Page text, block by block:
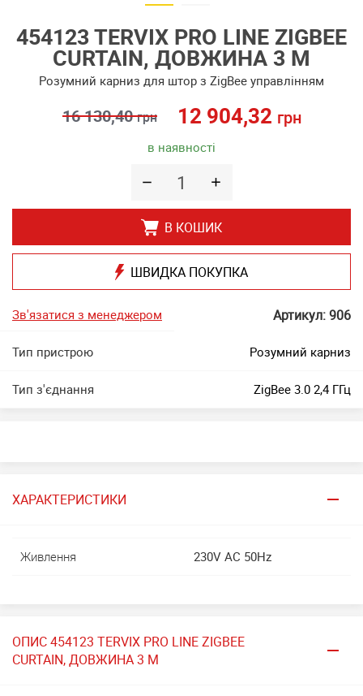
454123 TERVIX PRO LINE ZIGBEE
CURTAIN, ДОВЖИНА 3 М
Розумний карниз для штор з ZigBee управлінням
16 130,40грн 12 904,32 грн
в наявності
В КОШИК
ШВИДКА ПОКУПКА
Зв'язатися з менеджером Артикул: 906
Тип пристрою Розумний карниз
Тип з'єднання ZigBee 3.0 2,4 ГГц
ХАРАКТЕРИСТИКИ
Живлення 230V AC 50Hz
ОПИС 454123 TERVIX PRO LINE ZIGBEE
CURTAIN, ДОВЖИНА 3 М